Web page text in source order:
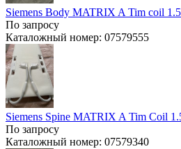
Siemens Body MATRIX A Tim coil
По запросу
Каталожный номер: 07579555
Siemens Spine MATRIX A Tim Coil
По запросу
Каталожный номер: 07579340